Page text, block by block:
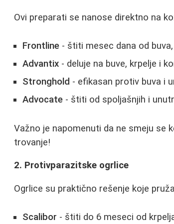
Ovi preparati se nanose direktno na
Frontline - štiti mesec dana od
Advantix - deluje na buve, krpelje i
Stronghold - efikasan protiv buva i
Advocate - štiti od spoljašnjih i
Važno je napomenuti da ne smeju se
trovanje!
2. Protivparazitske ogrlice
Ogrlice su praktično rešenje koje
Scalibor - štiti do 6 meseci od